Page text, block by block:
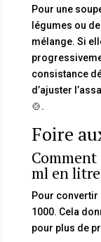
Pour une
légumes ou
mélange. Si
consistance
d’ajuster
🍲.
Foire
ml en
Pour convertir
1000. Cela
pour plus de